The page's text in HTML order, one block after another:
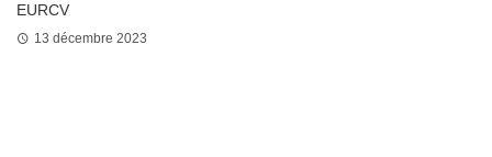
EURCV
13 décembre 2023